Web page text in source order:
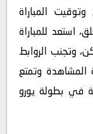
المباراة
استعد للمباراة
وتجنب الروابط
المشاهدة وتمتع
في بطولة يورو